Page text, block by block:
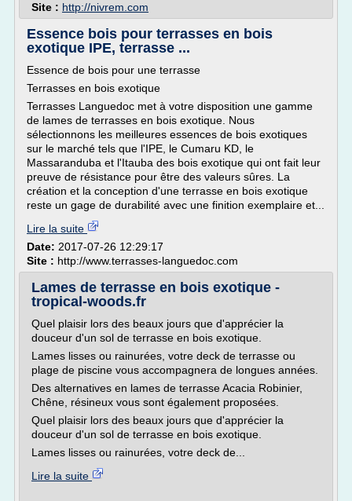
Site : http://nivrem.com
Essence bois pour terrasses en bois
exotique IPE, terrasse ...
Essence de bois pour une terrasse
Terrasses en bois exotique
Terrasses Languedoc met à votre disposition une gamme
de lames de terrasses en bois exotique. Nous
sélectionnons les meilleures essences de bois exotiques
sur le marché tels que l'IPE, le Cumaru KD, le
Massaranduba et l'Itauba des bois exotique qui ont fait leur
preuve de résistance pour être des valeurs sûres. La
création et la conception d'une terrasse en bois exotique
reste un gage de durabilité avec une finition exemplaire et...
Lire la suite
Date: 2017-07-26 12:29:17
Site : http://www.terrasses-languedoc.com
Lames de terrasse en bois exotique -
tropical-woods.fr
Quel plaisir lors des beaux jours que d'apprécier la
douceur d'un sol de terrasse en bois exotique.
Lames lisses ou rainurées, votre deck de terrasse ou
plage de piscine vous accompagnera de longues années.
Des alternatives en lames de terrasse Acacia Robinier,
Chêne, résineux vous sont également proposées.
Quel plaisir lors des beaux jours que d'apprécier la
douceur d'un sol de terrasse en bois exotique.
Lames lisses ou rainurées, votre deck de...
Lire la suite